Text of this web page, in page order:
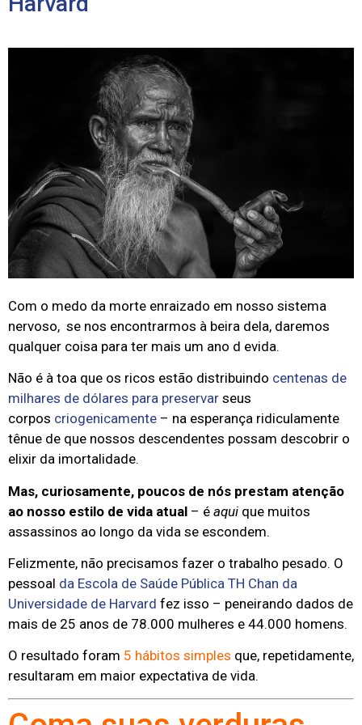
Com o medo da morte enraizado em nosso sistema
nervoso, se nos encontrarmos à beira dela, daremos
qualquer coisa para ter mais um ano d evida.
Não é à toa que os ricos estão distribuindo centenas de
milhares de dólares para preservar seus
corpos criogenicamente – na esperança ridiculamente
tênue de que nossos descendentes possam descobrir o
elixir da imortalidade.
Mas, curiosamente, poucos de nós prestam atenção
ao nosso estilo de vida atual – é aqui que muitos
assassinos ao longo da vida se escondem.
Felizmente, não precisamos fazer o trabalho pesado. O
pessoal da Escola de Saúde Pública TH Chan da
Universidade de Harvard fez isso – peneirando dados de
mais de 25 anos de 78.000 mulheres e 44.000 homens.
O resultado foram 5 hábitos simples que, repetidamente,
resultaram em maior expectativa de vida.